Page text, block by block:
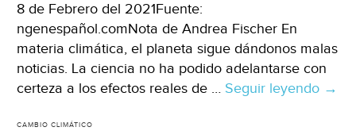
8 de Febrero del 2021Fuente:
ngenespañol.comNota de Andrea Fischer En
materia climática, el planeta sigue dándonos malas
noticias. La ciencia no ha podido adelantarse con
certeza a los efectos reales de … Seguir leyendo El
→
CAMBIO CLIMÁTICO